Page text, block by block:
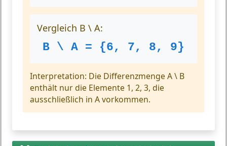
Vergleich B \ A:
B \ A = {6, 7, 8, 9}
Interpretation: Die Differenzmenge A \ B
enthält nur die Elemente 1, 2, 3, die
ausschließlich in A vorkommen.